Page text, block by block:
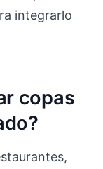
integrarlo
copas